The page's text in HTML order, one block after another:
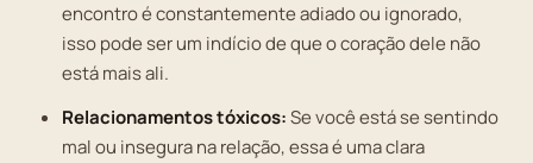
encontro é constantemente adiado ou ignorado,
isso pode ser um indício de que o coração dele não
está mais ali.
Relacionamentos tóxicos:Se você está se sentindo
mal ou insegura na relação, essa é uma clara